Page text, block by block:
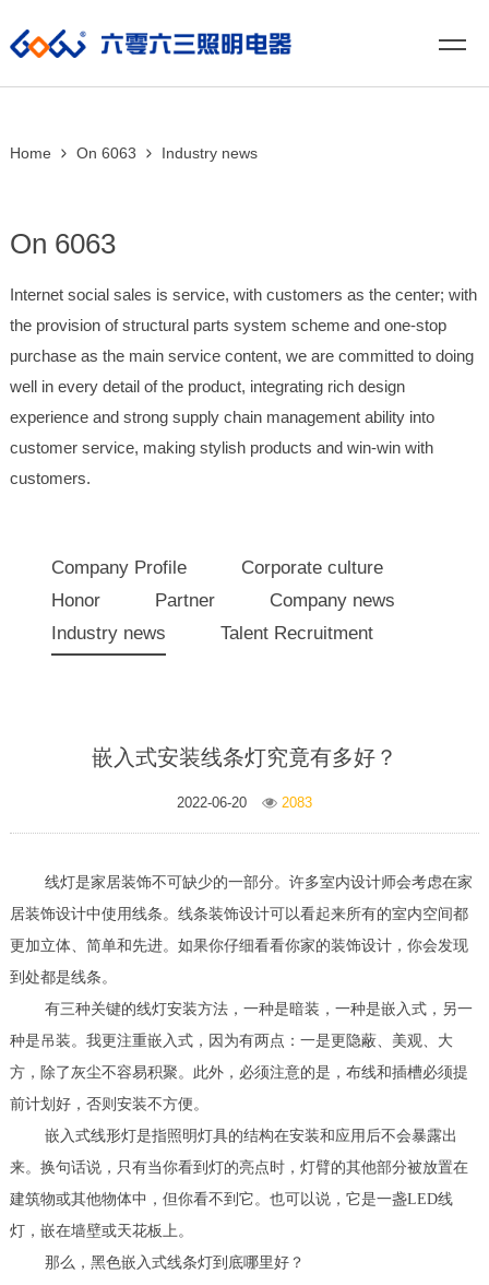
Home On 6063 Industry news
On 6063
Internet social sales is service, with customers as the center; with
the provision of structural parts system scheme and one-stop
purchase as the main service content, we are committed to doing
well in every detail of the product, integrating rich design
experience and strong supply chain management ability into
customer service, making stylish products and win-win with
customers.
Company Profile
Corporate culture
Honor
Partner
Company news
Industry news
Talent Recruitment
嵌入式安装线条灯究竟有多好？
2022-06-20 2083
线灯是家居装饰不可缺少的一部分。许多室内设计师会考虑在家
居装饰设计中使用线条。线条装饰设计可以看起来所有的室内空间都
更加立体、简单和先进。如果你仔细看看你家的装饰设计，你会发现
到处都是线条。
有三种关键的线灯安装方法，一种是暗装，一种是嵌入式，另一
种是吊装。我更注重嵌入式，因为有两点：一是更隐蔽、美观、大
方，除了灰尘不容易积聚。此外，必须注意的是，布线和插槽必须提
前计划好，否则安装不方便。
嵌入式线形灯是指照明灯具的结构在安装和应用后不会暴露出
来。换句话说，只有当你看到灯的亮点时，灯臂的其他部分被放置在
建筑物或其他物体中，但你看不到它。也可以说，它是一盏LED线
灯，嵌在墙壁或天花板上。
那么，黑色嵌入式线条灯到底哪里好？